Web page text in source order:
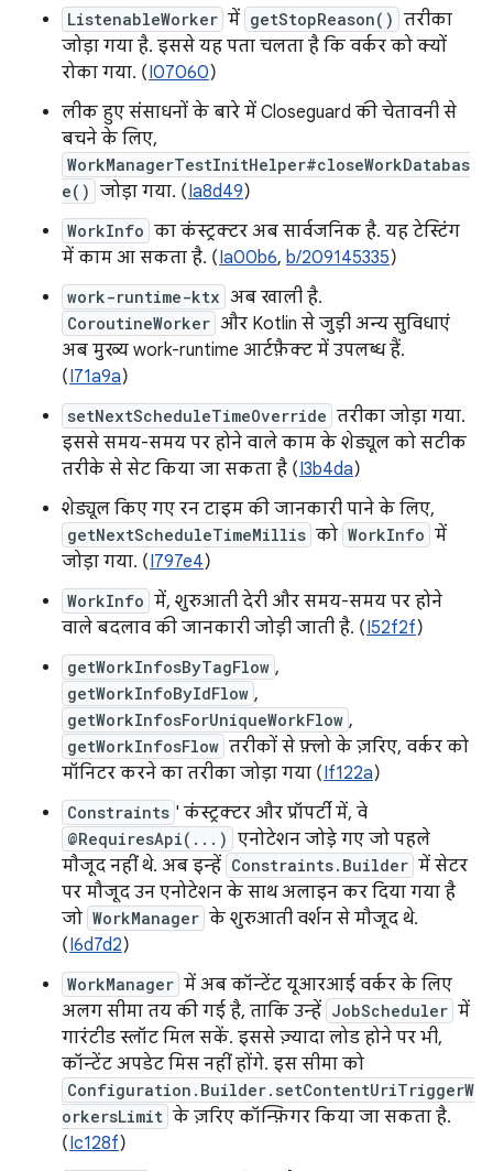
ListenableWorker में getStopReason() तरीका
जोड़ा गया है. इससे यह पता चलता है कि वर्कर को क्यों
रोका गया. (I07060)
लीक हुए संसाधनों के बारे में Closeguard की चेतावनी से
बचने के लिए,
WorkManagerTestInitHelper#closeWorkDatabas
e() जोड़ा गया. (Ia8d49)
WorkInfo का कंस्ट्रक्टर अब सार्वजनिक है. यह टेस्टिंग
में काम आ सकता है. (Ia00b6, b/209145335)
work-runtime-ktx अब खाली है.
CoroutineWorker और Kotlin से जुड़ी अन्य सुविधाएं
अब मुख्य work-runtime आर्टफ़ैक्ट में उपलब्ध हैं.
(I71a9a)
setNextScheduleTimeOverride तरीका जोड़ा गया.
इससे समय-समय पर होने वाले काम के शेड्यूल को सटीक
तरीके से सेट किया जा सकता है (I3b4da)
शेड्यूल किए गए रन टाइम की जानकारी पाने के लिए,
getNextScheduleTimeMillis को WorkInfo में
जोड़ा गया. (I797e4)
WorkInfo में, शुरुआती देरी और समय-समय पर होने
वाले बदलाव की जानकारी जोड़ी जाती है. (I52f2f)
getWorkInfosByTagFlow ,
getWorkInfoByIdFlow ,
getWorkInfosForUniqueWorkFlow ,
getWorkInfosFlow तरीकों से फ़्लो के ज़रिए, वर्कर को
मॉनिटर करने का तरीका जोड़ा गया (If122a)
Constraints ' कंस्ट्रक्टर और प्रॉपर्टी में, वे
@RequiresApi(...) एनोटेशन जोड़े गए जो पहले
मौजूद नहीं थे. अब इन्हें Constraints.Builder में सेटर
पर मौजूद उन एनोटेशन के साथ अलाइन कर दिया गया है
जो WorkManager के शुरुआती वर्शन से मौजूद थे.
(I6d7d2)
WorkManager में अब कॉन्टेंट यूआरआई वर्कर के लिए
अलग सीमा तय की गई है, ताकि उन्हें JobScheduler में
गारंटीड स्लॉट मिल सकें. इससे ज़्यादा लोड होने पर भी,
कॉन्टेंट अपडेट मिस नहीं होंगे. इस सीमा को
Configuration.Builder.setContentUriTriggerW
orkersLimit के ज़रिए कॉन्फ़िगर किया जा सकता है.
(Ic128f)